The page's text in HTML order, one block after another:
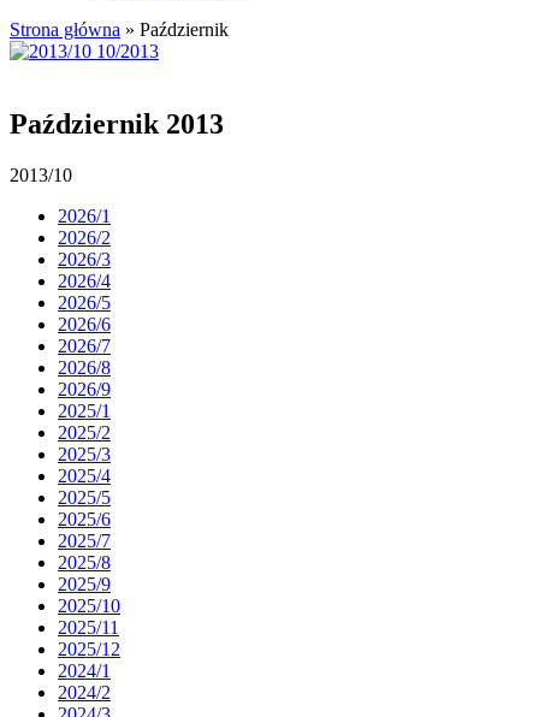
Strona główna » Październik
Październik 2013
2013/10
2026/1
2026/2
2026/3
2026/4
2026/5
2026/6
2026/7
2026/8
2026/9
2025/1
2025/2
2025/3
2025/4
2025/5
2025/6
2025/7
2025/8
2025/9
2025/10
2025/11
2025/12
2024/1
2024/2